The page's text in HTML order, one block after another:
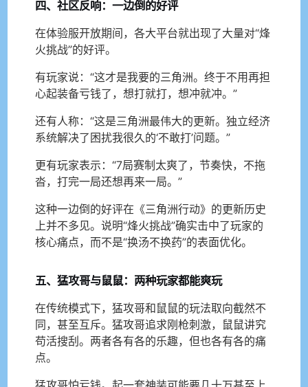
四、社区反响：一边倒的好评
在体验服开放期间，各大平台就出现了大量对“烽
火挑战”的好评。
有玩家说：“这才是我要的三角洲。终于不用再担
心起装备亏钱了，想打就打，想冲就冲。”
还有人称：“这是三角洲最伟大的更新。独立经济
系统解决了困扰我很久的‘不敢打’问题。”
更有玩家表示：“7局赛制太爽了，节奏快，不拖
沓，打完一局还想再来一局。”
这种一边倒的好评在《三角洲行动》的更新历史
上并不多见。说明“烽火挑战”确实击中了玩家的
核心痛点，而不是“换汤不换药”的表面优化。
五、猛攻哥与鼠鼠：两种玩家都能爽玩
在传统模式下，猛攻哥和鼠鼠的玩法取向截然不
同，甚至互斥。猛攻哥追求刚枪刺激，鼠鼠讲究
苟活搜刮。两者各有各的乐趣，但也各有各的痛
点。